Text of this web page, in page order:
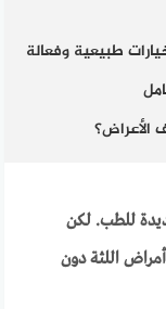
طبيعية وفعالة
للطب. لكن
اللثة دون